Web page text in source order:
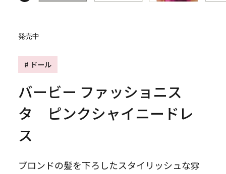
発売中
# ドール
バービー ファッショニス
タ ピンクシャイニードレ
ス
ブロンドの髪を下ろしたスタイリッシュな雰